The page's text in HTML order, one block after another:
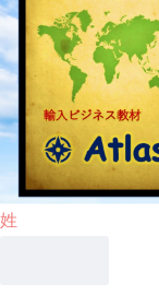
姓